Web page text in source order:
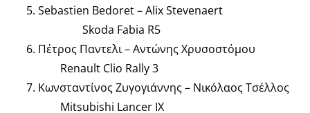
Sebastien Bedoret – Alix Stevenaert
Skoda Fabia R5
Πέτρος Παντελι – Αντώνης Χρυσοστόμου
Renault Clio Rally 3
Κωνσταντίνος Ζυγογιάννης – Νικόλαος Τσέλλος
Mitsubishi Lancer IX